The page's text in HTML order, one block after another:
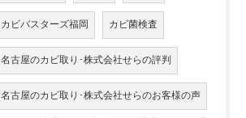
カビバスターズ福岡 カビ菌検査
名古屋のカビ取り･株式会社せらの評判
名古屋のカビ取り･株式会社せらのお客様の声